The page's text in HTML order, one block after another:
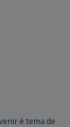
é tema de